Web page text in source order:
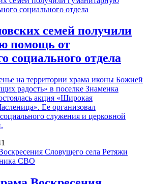
семей получили
помощь от
социального отдела
на территории храма иконы Божией
радость» в поселке Знаменка
акция «Широкая
Ее организовал
служения и церковной